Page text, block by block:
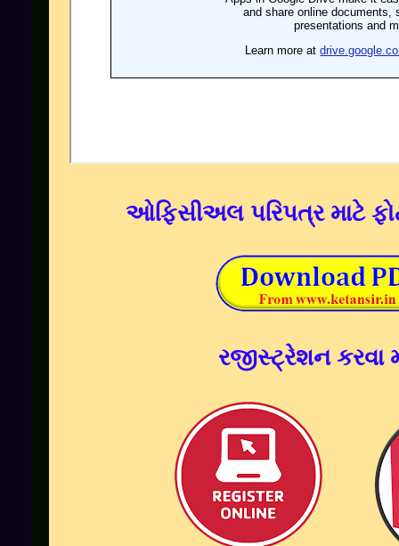
ઓફિસીઅલ પરિપત્ર માટે
રજીસ્ટ્રેશન કરવા